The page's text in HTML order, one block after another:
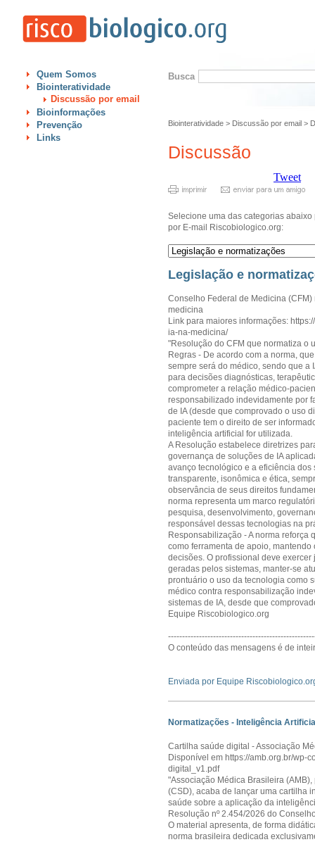
Quem Somos
Biointeratividade
Discussão por email
Bioinformações
Prevenção
Links
Busca
Biointeratividade > Discussão por email >
Discussão
Tweet
Selecione uma das categorias
por E-mail Riscobiologico.org:
Legislação e
Conselho Federal de Medicina
medicina
Link para maiores informações:
ia-na-medicina/
"Resolução do CFM que normatiza o
Regras - De acordo com a norma,
sempre será do médico, sendo que a
para decisões diagnósticas,
comprometer a relação médico-
responsabilizado indevidamente por
de IA (desde que comprovado o uso
paciente tem o direito de ser
inteligência artificial for utilizada.
A Resolução estabelece diretrizes
governança de soluções de IA
avanço tecnológico e a eficiência
transparente, isonômica e ética,
observância de seus direitos
norma representa um marco
pesquisa, desenvolvimento,
responsável dessas tecnologias na
Responsabilização - A norma reforça
como ferramenta de apoio,
decisões. O profissional deve
geradas pelos sistemas, manter-se
prontuário o uso da tecnologia como
médico contra responsabilização
sistemas de IA, desde que
Equipe Riscobiologico.org
O conteúdo das mensagens é de
Enviada por Equipe
Normatizações - Inteligência
Cartilha saúde digital - Associação
Disponível em https://amb.org.br/wp-
digital_v1.pdf
"Associação Médica Brasileira
(CSD), acaba de lançar uma cartilha
saúde sobre a aplicação da
Resolução nº 2.454/2026 do
O material apresenta, de forma
norma brasileira dedicada